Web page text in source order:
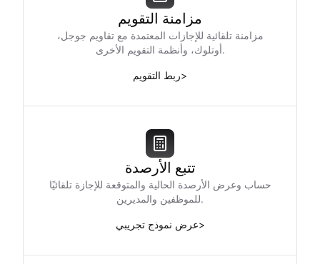
مزامنة التقويم
مزامنة تلقائية للإجازات المعتمدة مع تقاويم جوجل،
أوتلوك، وأنظمة التقويم الأخرى.
ربط التقويم>
تتبع الأرصدة
حساب وعرض الأرصدة الحالية والمتوقعة للإجازة تلقائيًا
للموظفين والمديرين.
عرض نموذج تجريبي>